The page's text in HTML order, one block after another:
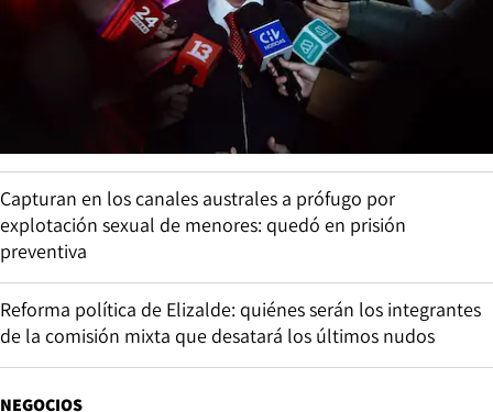
Capturan en los canales australes a prófugo por
explotación sexual de menores: quedó en prisión
preventiva
Reforma política de Elizalde: quiénes serán los integrantes
de la comisión mixta que desatará los últimos nudos
NEGOCIOS